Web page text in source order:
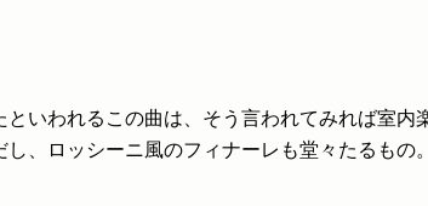
いわれるこの曲は、そう言われてみれば室内
、ロッシーニ風のフィナーレも堂々たるもの。